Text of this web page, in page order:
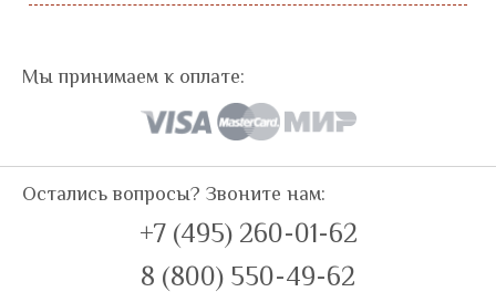
Мы принимаем к оплате:
Остались вопросы? Звоните нам:
+7 (495) 260-01-62
8 (800) 550-49-62